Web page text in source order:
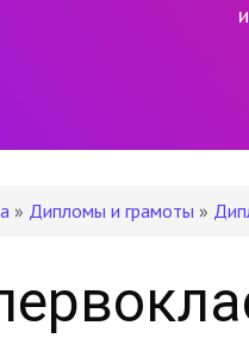
» Дипломы и грамоты »